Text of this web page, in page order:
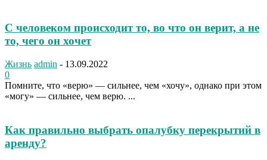
С человеком происходит то, во что он верит, а не
то, чего он хочет
Жизнь admin - 13.09.2022
0
Помните, что «верю» — сильнее, чем «хочу», однако при этом
«могу» — сильнее, чем верю. ...
Как правильно выбрать опалубку перекрытий в
аренду?